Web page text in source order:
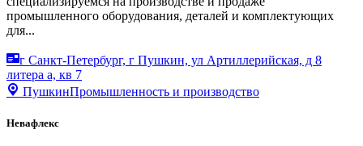
промышленного оборудования, деталей и комплектующих
для...
г Санкт-Петербург, г Пушкин, ул Артиллерийская, д 8
литера а, кв 7
ПушкинПромышленность и производство
Невафлекс